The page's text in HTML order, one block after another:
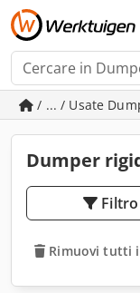
/ ... / Usate
Dumper
Filtro
Rimuovi tutti